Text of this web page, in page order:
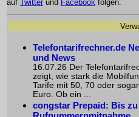
auf Twitter und Facebook folgen.
Telefontarifrechner.de
und News
16.07.26 Der
zeigt, wie stark die
Tarife mit 50, 70 oder
Euro. Ob ein ...
congstar Prepaid: Bis